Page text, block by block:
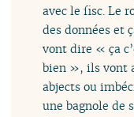
avec le fisc. Le
des données et
vont dire « ça
bien », ils vont
abjects ou
une bagnole de